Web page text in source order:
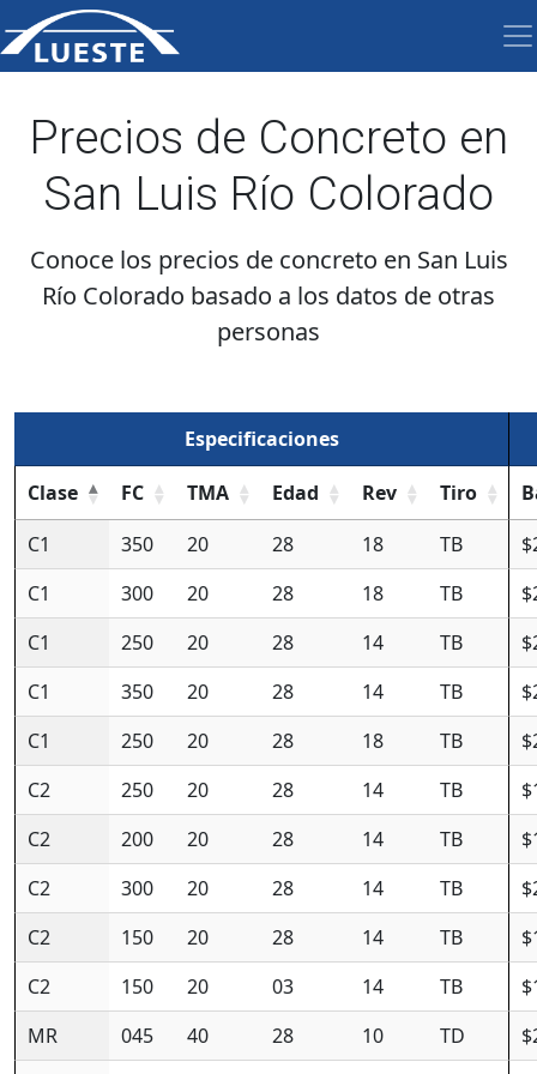
Precios de Concreto en
San Luis Río Colorado
Conoce los precios de concreto en San Luis
Río Colorado basado a los datos de otras
personas
Especificaciones
Clase FC TMA Edad Rev Tiro
C1
350 20 28 18 TB
C1
300 20 28 18 TB
C1
250 20 28 14 TB
C1
350 20 28 14 TB
C1
250 20 28 18 TB
C2
250 20 28 14 TB
C2
200 20 28 14 TB
C2
300 20 28 14 TB
C2
150 20 28 14 TB
C2
150 20 03 14 TB
MR
045 40 28 10 TD